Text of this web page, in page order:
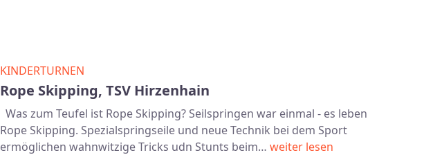
KINDERTURNEN
Rope Skipping, TSV Hirzenhain
Was zum Teufel ist Rope Skipping? Seilspringen war einmal - es leben
Rope Skipping. Spezialspringseile und neue Technik bei dem Sport
ermöglichen wahnwitzige Tricks udn Stunts beim…weiter lesen